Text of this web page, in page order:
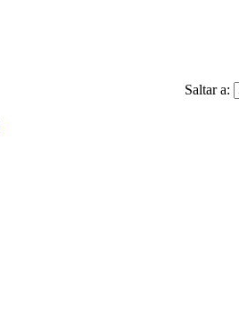
Saltar a: